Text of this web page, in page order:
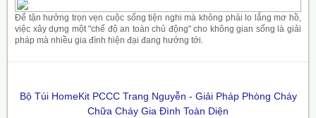
Để tận hưởng trọn vẹn cuộc sống tiện nghi mà không phải lo lắng mơ hồ,
việc xây dựng một "chế độ an toàn chủ động" cho không gian sống là giải
pháp mà nhiều gia đình hiện đại đang hướng tới.
Bộ Túi HomeKit PCCC Trang Nguyễn - Giải Pháp Phòng Cháy
Chữa Cháy Gia Đình Toàn Diện